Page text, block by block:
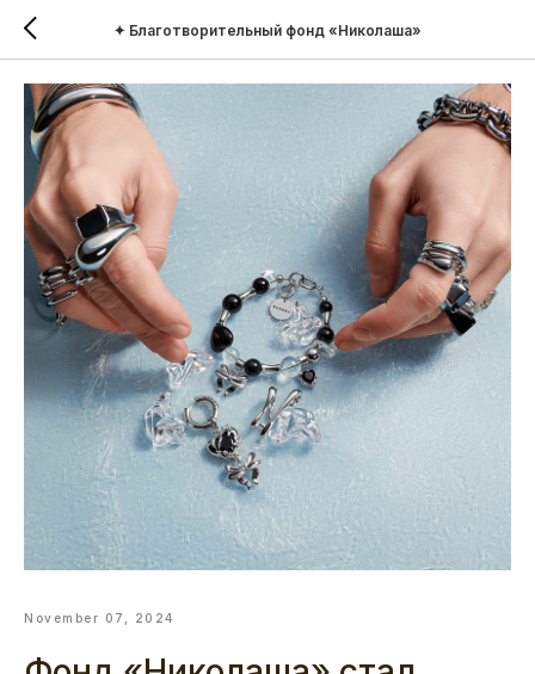
✦ Благотворительный фонд «Николаша»
November 07, 2024